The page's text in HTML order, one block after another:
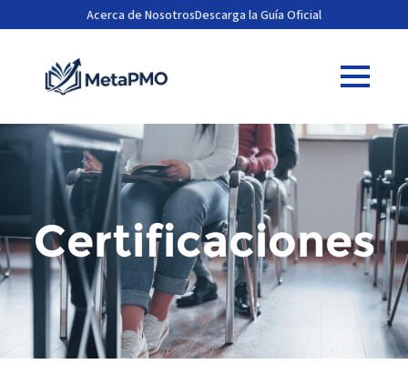
Acerca de NosotrosDescarga la Guía Oficial
Certificaciones